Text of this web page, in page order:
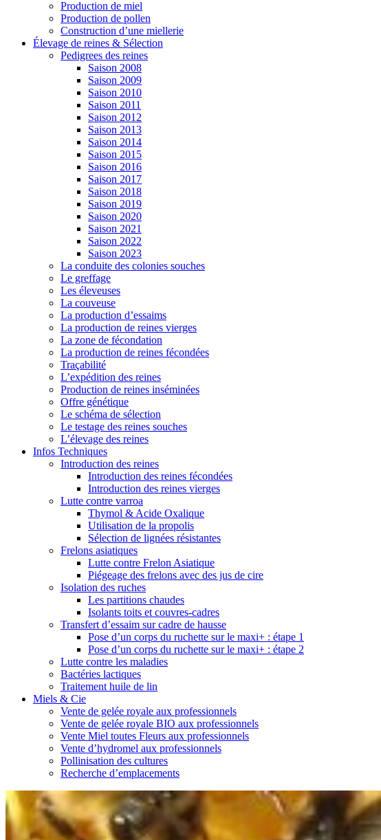
Production de miel
Production de pollen
Construction d’une miellerie
Élevage de reines & Sélection
Pedigrees des reines
Saison 2008
Saison 2009
Saison 2010
Saison 2011
Saison 2012
Saison 2013
Saison 2014
Saison 2015
Saison 2016
Saison 2017
Saison 2018
Saison 2019
Saison 2020
Saison 2021
Saison 2022
Saison 2023
La conduite des colonies souches
Le greffage
Les éleveuses
La couveuse
La production d’essaims
La production de reines vierges
La zone de fécondation
La production de reines fécondées
Traçabilité
L’expédition des reines
Production de reines inséminées
Offre génétique
Le schéma de sélection
Le testage des reines souches
L’élevage des reines
Infos Techniques
Introduction des reines
Introduction des reines fécondées
Introduction des reines vierges
Lutte contre varroa
Thymol & Acide Oxalique
Utilisation de la propolis
Sélection de lignées résistantes
Frelons asiatiques
Lutte contre Frelon Asiatique
Piégeage des frelons avec des jus de cire
Isolation des ruches
Les partitions chaudes
Isolants toits et couvres-cadres
Transfert d’essaim sur cadre de hausse
Pose d’un corps du ruchette sur le maxi+ : étape 1
Pose d’un corps du ruchette sur le maxi+ : étape 2
Lutte contre les maladies
Bactéries lactiques
Traitement huile de lin
Miels & Cie
Vente de gelée royale aux professionnels
Vente de gelée royale BIO aux professionnels
Vente Miel toutes Fleurs aux professionnels
Vente d’hydromel aux professionnels
Pollinisation des cultures
Recherche d’emplacements